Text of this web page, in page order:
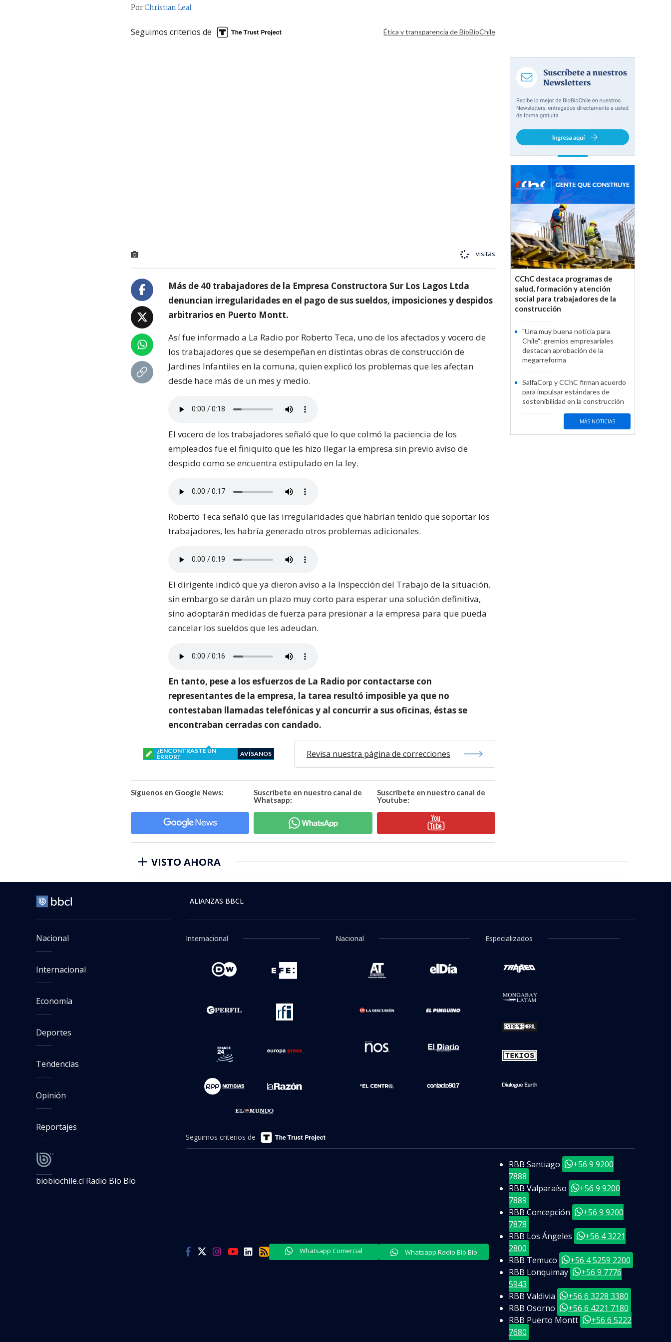
PorChristian Leal
Seguimos criterios de Ética y transparencia de BioBioChile
visitas
Más de 40 trabajadores de la Empresa Constructora Sur Los Lagos Ltda
denuncian irregularidades en el pago de sus sueldos, imposiciones y despidos
arbitrarios en Puerto Montt.
Así fue informado a La Radio por Roberto Teca, uno de los afectados y vocero de
los trabajadores que se desempeñan en distintas obras de construcción de
Jardines Infantiles en la comuna, quien explicó los problemas que les afectan
desde hace más de un mes y medio.
El vocero de los trabajadores señaló que lo que colmó la paciencia de los
empleados fue el finiquito que les hizo llegar la empresa sin previo aviso de
despido como se encuentra estipulado en la ley.
Roberto Teca señaló que las irregularidades que habrían tenido que soportar los
trabajadores, les habría generado otros problemas adicionales.
El dirigente indicó que ya dieron aviso a la Inspección del Trabajo de la situación,
sin embargo se darán un plazo muy corto para esperar una solución definitiva,
sino adoptarán medidas de fuerza para presionar a la empresa para que pueda
cancelar los sueldos que les adeudan.
En tanto, pese a los esfuerzos de La Radio por contactarse con
representantes de la empresa, la tarea resultó imposible ya que no
contestaban llamadas telefónicas y al concurrir a sus oficinas, éstas se
encontraban cerradas con candado.
¿ENCONTRASTE UN
ERROR?
AVÍSANOS Revisa nuestra página de correcciones
Síguenos en Google News:
Suscríbete en nuestro canal de
Whatsapp:
Suscríbete en nuestro canal de
Youtube:
CChC destaca programas de
salud, formación y atención
social para trabajadores de la
construcción
"Una muy buena noticia para
Chile": gremios empresariales
destacan aprobación de la
megarreforma
SalfaCorp y CChC firman acuerdo
para impulsar estándares de
sostenibilidad en la construcción
MÁS NOTICIAS
VISTO AHORA
Nacional
Internacional
Economía
Deportes
Tendencias
Opinión
Reportajes
biobiochile.cl Radio Bío Bío
ALIANZAS BBCL
Internacional Nacional Especializados
Seguimos criterios de
Whatsapp Comercial Whatsapp Radio Bío Bío
RBB Santiago
+56 9 9200
7888
RBB Valparaíso
+56 9 9200
7889
RBB Concepción
+56 9 9200
7878
RBB Los Ángeles
+56 4 3221
2800
RBB Temuco
+56 4 5259 2200
RBB Lonquimay
+56 9 7776
5943
RBB Valdivia
+56 6 3228 3380
RBB Osorno
+56 6 4221 7180
RBB Puerto Montt
+56 6 5222
7680